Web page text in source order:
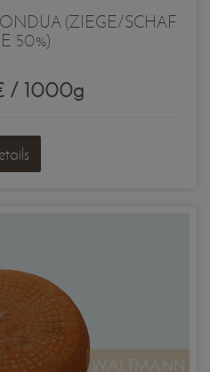
(ZIEGE/SCHAF
50%)
/ 1000g